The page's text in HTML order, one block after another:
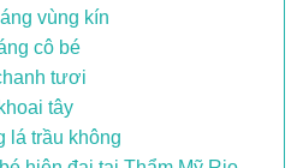
vùng kín
cô bé
tươi
tây
lá trầu không